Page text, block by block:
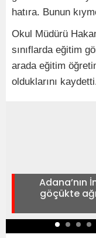
hatıra. Bunun
Okul Müdürü
sınıflarda eğitim
arada eğitim
olduklarını
Adana’nın
göçükte